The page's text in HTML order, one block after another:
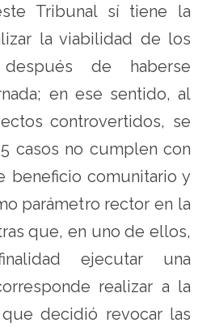
Tribunal sí tiene la
la viabilidad de los
de haberse
en ese sentido, al
controvertidos, se
casos no cumplen con
beneficio comunitario y
parámetro rector en la
que, en uno de ellos,
ejecutar una
realizar a la
decidió revocar las